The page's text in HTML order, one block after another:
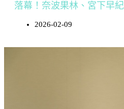
落幕！奈波果林、宮下早
2026-02-09